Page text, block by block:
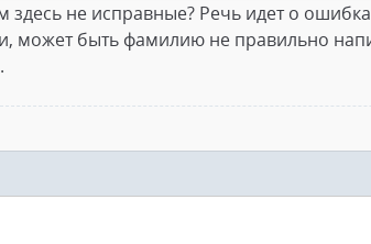
здесь не исправные? Речь идет о
может быть фамилию не правильно